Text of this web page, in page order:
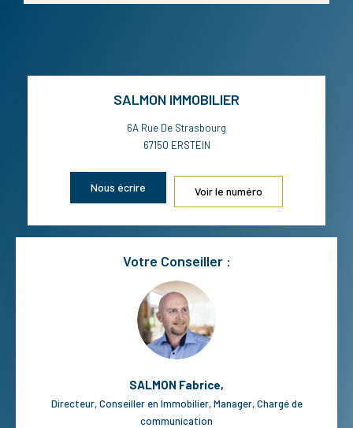
SALMON IMMOBILIER
6A Rue De Strasbourg
67150 ERSTEIN
Nous écrire Voir le numéro
Votre Conseiller :
SALMON Fabrice,
Directeur, Conseiller en Immobilier, Manager, Chargé de
communication